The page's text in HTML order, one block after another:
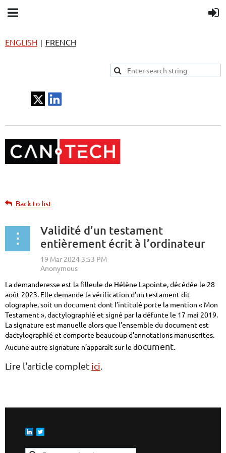
ENGLISH | FRENCH
Back to list
Validité d’un testament
entièrement écrit à l’ordinateur
La demanderesse est la filleule de Hélène Lapointe, décédée le 28
août 2023. Elle demande la vérification d’un testament dit
olographe, soit un document dont l’intitulé porte la mention « Mon
Testament », dactylographié et signé par la défunte le 17 mai 2019.
La signature est manuelle alors que l’ensemble du document est
dactylographié et comporte beaucoup d’annotations manuscrites.
Aucune autre signature n’apparaît sur le document.
Lire l'article complet ici